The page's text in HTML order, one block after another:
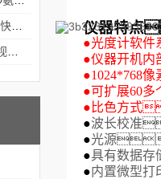
仪器特点
●光度计软件
●仪器开机内
●1024*768
●可扩展60多
● 比色方式
●波长校准
●光源
●具有数据
●内置微型